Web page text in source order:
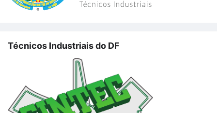
Técnicos Industriais do DF